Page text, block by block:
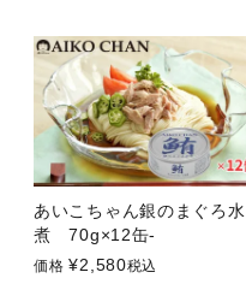
あいこちゃん銀のまぐろ水
煮 70g×12缶-
価格 ¥2,580税込